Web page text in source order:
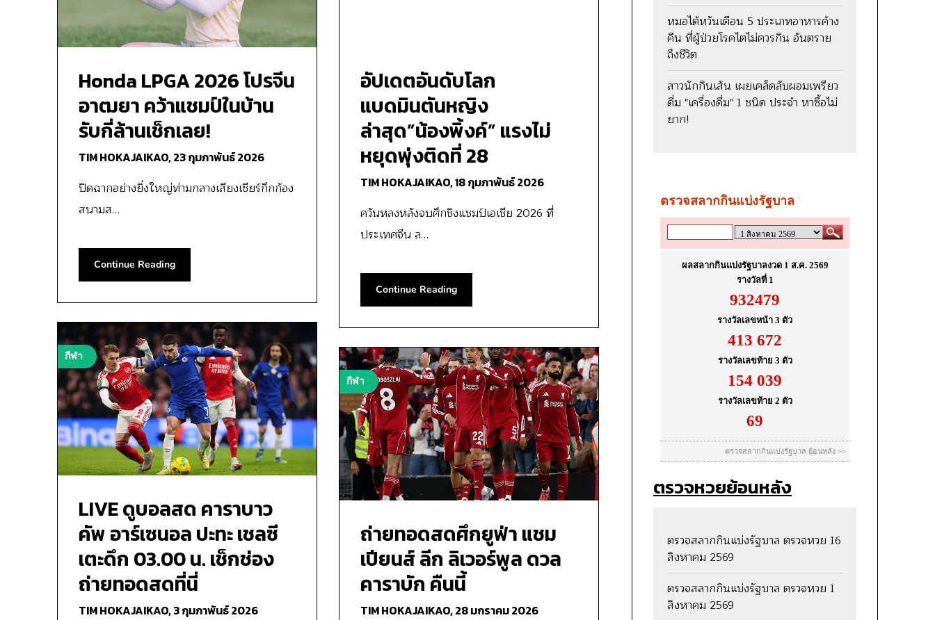
Honda LPGA 2026 โปรจีน
อาฒยา คว้าแชมป์ในบ้าน
รับกี่ล้านเช็กเลย!
TIM HOKAJAIKAO,23 กุมภาพันธ์ 2026
ปิดฉากอย่างยิ่งใหญ่ท่ามกลางเสียงเชียร์กึกก้อง
สนามส…
Continue Reading
กีฬา
LIVE ดูบอลสด คาราบาว
คัพ อาร์เซนอล ปะทะ เชลซี
เตะดึก 03.00 น. เช็กช่อง
ถ่ายทอดสดที่นี่
TIM HOKAJAIKAO,3 กุมภาพันธ์ 2026
อัปเดตอันดับโลก
แบดมินตันหญิง
ล่าสุด”น้องพิ้งค์” แรงไม่
หยุดพุ่งติดที่ 28
TIM HOKAJAIKAO,18 กุมภาพันธ์ 2026
ควันหลงหลังจบศึกชิงแชมป์เอเชีย 2026 ที่
ประเทศจีน ล…
Continue Reading
กีฬา
ถ่ายทอดสดศึกยูฟ่า แชม
เปียนส์ ลีก ลิเวอร์พูล ดวล
คาราบัก คืนนี้
TIM HOKAJAIKAO,28 มกราคม 2026
หมอไต้หวันเตือน 5 ประเภทอาหารค้าง
คืน ที่ผู้ป่วยโรคไตไม่ควรกิน อันตราย
ถึงชีวิต
สาวนักกินเส้น เผยเคล็ดลับผอมเพรียว
ดื่ม "เครื่องดื่ม" 1 ชนิด ประจำ หาซื้อไม่
ยาก!
ตรวจหวยย้อนหลัง
ตรวจสลากกินแบ่งรัฐบาล ตรวจหวย 16
สิงหาคม 2569
ตรวจสลากกินแบ่งรัฐบาล ตรวจหวย 1
สิงหาคม 2569